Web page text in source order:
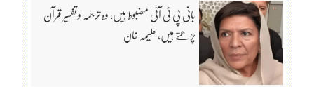
بانی پی ٹی آئی مضبوط ہیں، وہ ترجمہ و تفسیر قرآن
پڑھتے ہیں، علیمہ خان